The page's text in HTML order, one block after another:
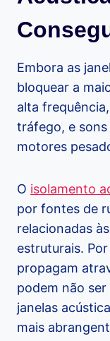
Embora as
bloquear a
alta
tráfego, e
motores
O isolamento
por fontes de
relacionadas
estruturais.
propagam
podem não
janelas
mais